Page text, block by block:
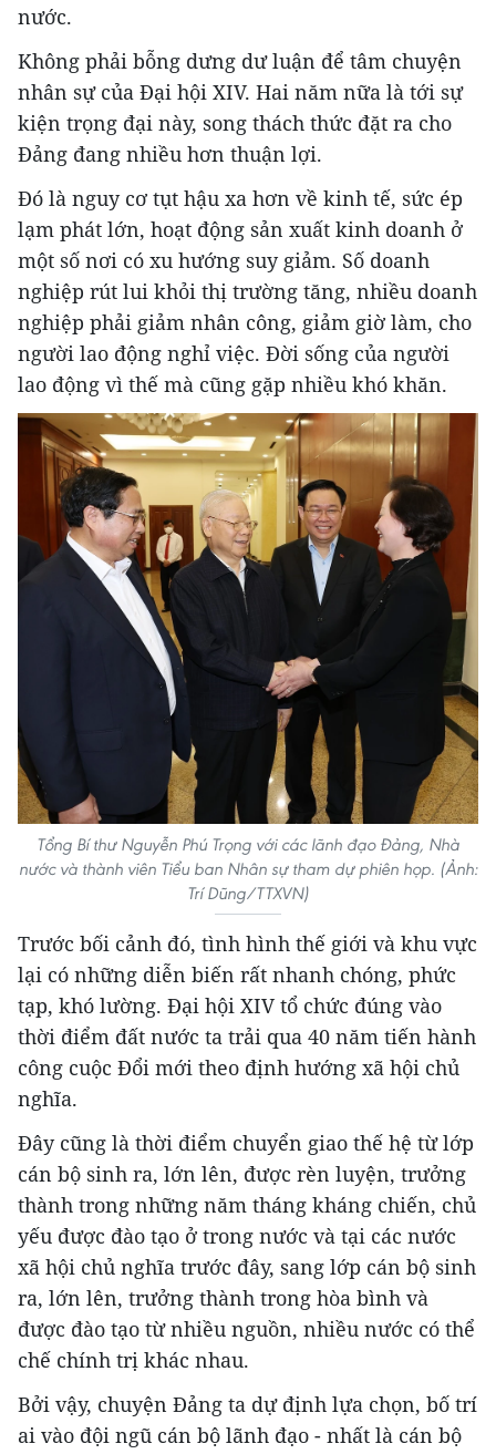
nước.
Không phải bỗng dưng dư luận để tâm chuyện
nhân sự của Đại hội XIV. Hai năm nữa là tới sự
kiện trọng đại này, song thách thức đặt ra cho
Đảng đang nhiều hơn thuận lợi.
Đó là nguy cơ tụt hậu xa hơn về kinh tế, sức ép
lạm phát lớn, hoạt động sản xuất kinh doanh ở
một số nơi có xu hướng suy giảm. Số doanh
nghiệp rút lui khỏi thị trường tăng, nhiều doanh
nghiệp phải giảm nhân công, giảm giờ làm, cho
người lao động nghỉ việc. Đời sống của người
lao động vì thế mà cũng gặp nhiều khó khăn.
Tổng Bí thư Nguyễn Phú Trọng với các lãnh đạo Đảng, Nhà
nước và thành viên Tiểu ban Nhân sự tham dự phiên họp. (Ảnh:
Trí Dũng/TTXVN)
Trước bối cảnh đó, tình hình thế giới và khu vực
lại có những diễn biến rất nhanh chóng, phức
tạp, khó lường. Đại hội XIV tổ chức đúng vào
thời điểm đất nước ta trải qua 40 năm tiến hành
công cuộc Đổi mới theo định hướng xã hội chủ
nghĩa.
Đây cũng là thời điểm chuyển giao thế hệ từ lớp
cán bộ sinh ra, lớn lên, được rèn luyện, trưởng
thành trong những năm tháng kháng chiến, chủ
yếu được đào tạo ở trong nước và tại các nước
xã hội chủ nghĩa trước đây, sang lớp cán bộ sinh
ra, lớn lên, trưởng thành trong hòa bình và
được đào tạo từ nhiều nguồn, nhiều nước có thể
chế chính trị khác nhau.
Bởi vậy, chuyện Đảng ta dự định lựa chọn, bố trí
ai vào đội ngũ cán bộ lãnh đạo - nhất là cán bộ